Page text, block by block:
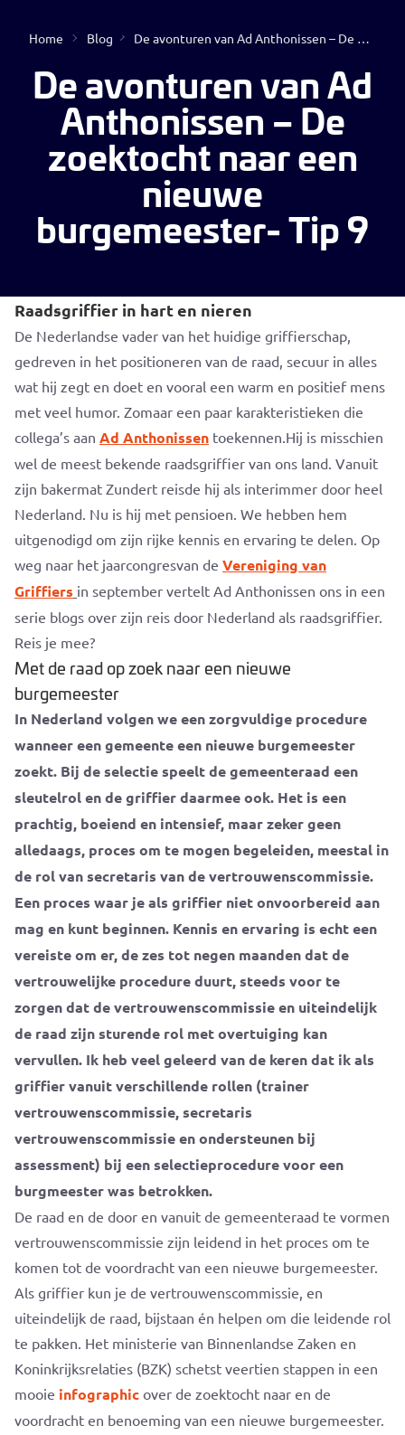
Geen resultaten gevonden
Home Blog De avonturen van Ad Anthonissen – De zoektocht naar een nieuwe burgemeester- Tip 9
De avonturen van Ad
Anthonissen – De
zoektocht naar een
nieuwe
burgemeester- Tip 9
Raadsgriffier in hart en nieren
De Nederlandse vader van het huidige griffierschap,
gedreven in het positioneren van de raad, secuur in alles
wat hij zegt en doet en vooral een warm en positief mens
met veel humor. Zomaar een paar karakteristieken die
collega’s aan Ad Anthonissen toekennen.Hij is misschien
wel de meest bekende raadsgriffier van ons land. Vanuit
zijn bakermat Zundert reisde hij als interimmer door heel
Nederland. Nu is hij met pensioen. We hebben hem
uitgenodigd om zijn rijke kennis en ervaring te delen. Op
weg naar het jaarcongresvan de Vereniging van
Griffiers in september vertelt Ad Anthonissen ons in een
serie blogs over zijn reis door Nederland als raadsgriffier.
Reis je mee?
Met de raad op zoek naar een nieuwe
burgemeester
In Nederland volgen we een zorgvuldige procedure
wanneer een gemeente een nieuwe burgemeester
zoekt. Bij de selectie speelt de gemeenteraad een
sleutelrol en de griffier daarmee ook. Het is een
prachtig, boeiend en intensief, maar zeker geen
alledaags, proces om te mogen begeleiden, meestal in
de rol van secretaris van de vertrouwenscommissie.
Een proces waar je als griffier niet onvoorbereid aan
mag en kunt beginnen. Kennis en ervaring is echt een
vereiste om er, de zes tot negen maanden dat de
vertrouwelijke procedure duurt, steeds voor te
zorgen dat de vertrouwenscommissie en uiteindelijk
de raad zijn sturende rol met overtuiging kan
vervullen. Ik heb veel geleerd van de keren dat ik als
griffier vanuit verschillende rollen (trainer
vertrouwenscommissie, secretaris
vertrouwenscommissie en ondersteunen bij
assessment) bij een selectieprocedure voor een
burgmeester was betrokken.
De raad en de door en vanuit de gemeenteraad te vormen
vertrouwenscommissie zijn leidend in het proces om te
komen tot de voordracht van een nieuwe burgemeester.
Als griffier kun je de vertrouwenscommissie, en
uiteindelijk de raad, bijstaan én helpen om die leidende rol
te pakken. Het ministerie van Binnenlandse Zaken en
Koninkrijksrelaties (BZK) schetst veertien stappen in een
mooie infographic over de zoektocht naar en de
voordracht en benoeming van een nieuwe burgemeester.